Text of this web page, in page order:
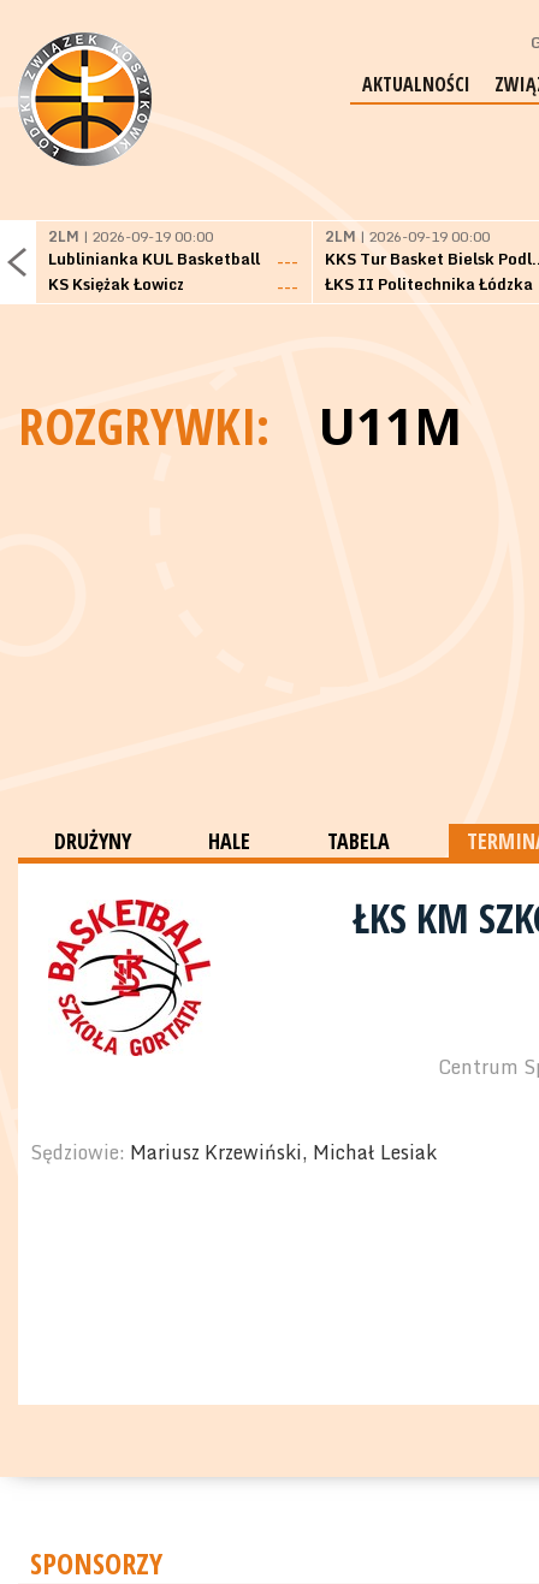
AKTUALNOŚCI
2LM | 2026-09-19 00:00
Lublinianka KUL Basketball
---
KS Księżak Łowicz
---
2LM | 2026-09-19 00:00
KKS Tur
ŁKS II Politechnika Łódzka
ROZGRYWKI: U11M
DRUŻYNY HALE TABELA
ŁKS KM
Centrum
Sędziowie: Mariusz Krzewiński, Michał Lesiak
SPONSORZY